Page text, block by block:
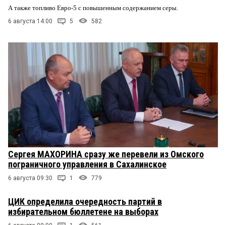
А также топливо Евро-5 с повышенным содержанием серы.
6 августа 14:00 5 582
Сергея МАХОРИНА сразу же перевели из Омского
пограничного управления в Сахалинское
6 августа 09:30 1 779
ЦИК определила очередность партий в
избирательном бюллетене на выборах